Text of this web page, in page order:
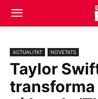
ACTUALITAT NOVETATS
Taylor
transforma